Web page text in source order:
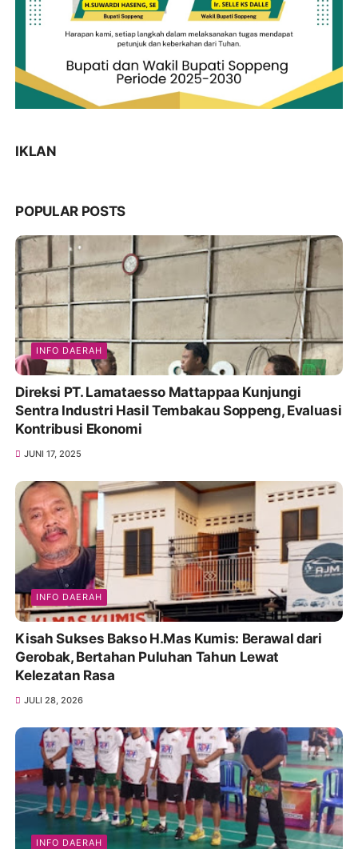
IKLAN
POPULAR POSTS
INFO DAERAH
Direksi PT. Lamataesso Mattappaa Kunjungi
Sentra Industri Hasil Tembakau Soppeng, Evaluasi
Kontribusi Ekonomi
JUNI 17, 2025
INFO DAERAH
Kisah Sukses Bakso H.Mas Kumis: Berawal dari
Gerobak, Bertahan Puluhan Tahun Lewat
Kelezatan Rasa
JULI 28, 2026
INFO DAERAH